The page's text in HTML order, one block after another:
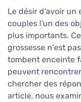
Le désir d'avoir un
couples l'un des
plus importants.
grossesse n'est
tombent enceinte
peuvent
chercher des
article, nous